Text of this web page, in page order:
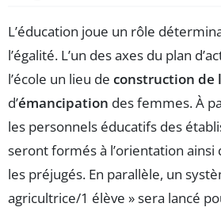
L’éducation joue un rôle
l’égalité. L’un des axes du plan
l’école un lieu de construction de
d’émancipation des femmes. À
les personnels éducatifs des
seront formés à l’orientation ainsi
les préjugés. En parallèle, un
agricultrice/1 élève » sera lancé